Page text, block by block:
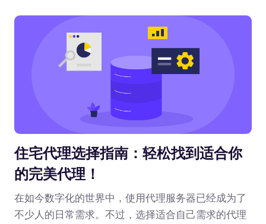
住宅代理选择指南：轻松找到适合你
的完美代理！
在如今数字化的世界中，使用代理服务器已经成为了
不少人的日常需求。不过，选择适合自己需求的代理